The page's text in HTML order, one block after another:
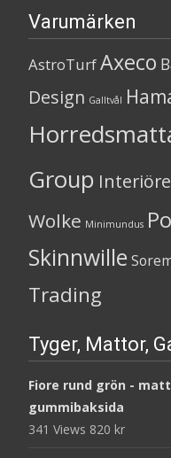
Varumärken
AstroTurfAxeco
Design Galltvål
Group
Wolke Minimundus
Skinnwille
Trading
Tyger, Mattor,
Fiore rund grön -
gummibaksida
341 Views 820 kr